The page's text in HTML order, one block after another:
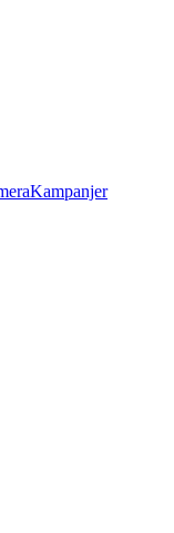
Kampanjer